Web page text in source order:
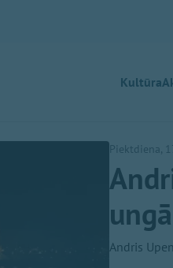
Kultūra
Piektdiena,
Andris